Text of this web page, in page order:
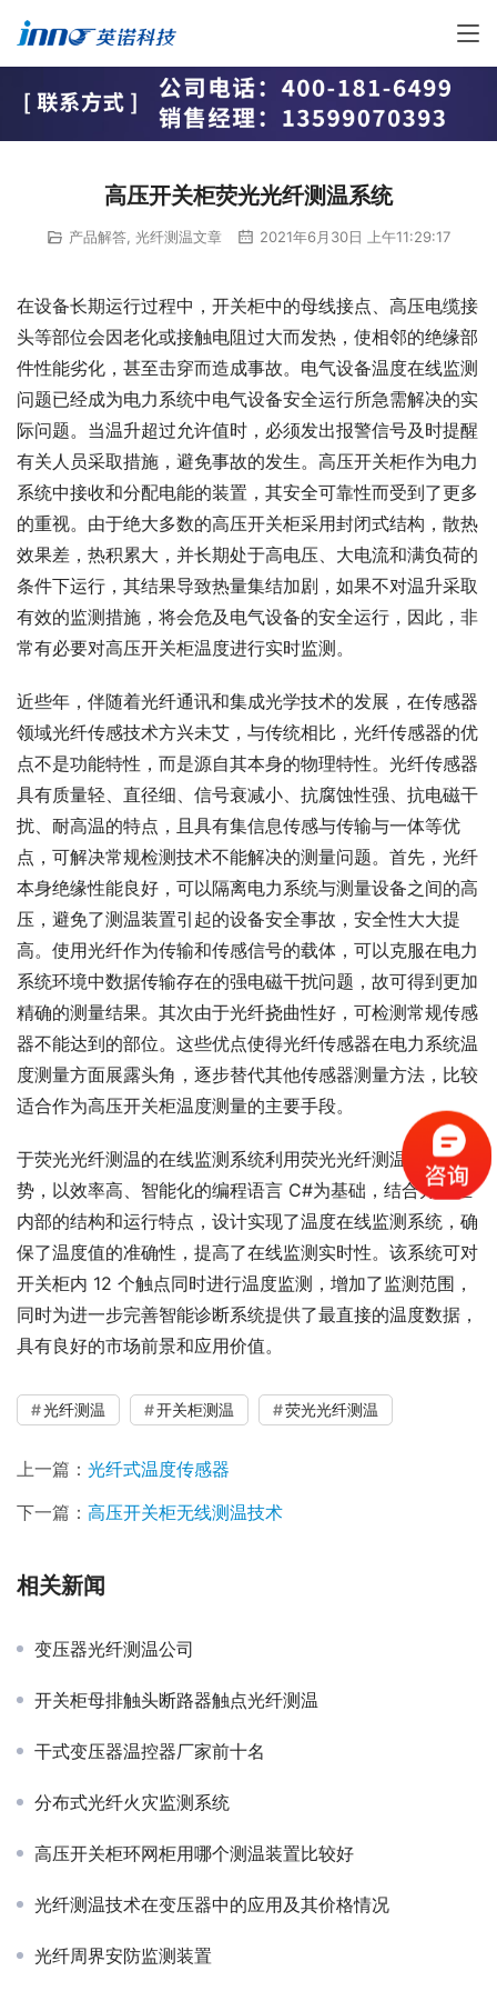
高压开关柜荧光光纤测温系统
产品解答 光纤测温文章 2021年6月30日 上午11:29:17
在设备长期运行过程中，开关柜中的母线接点、高压电缆接
头等部位会因老化或接触电阻过大而发热，使相邻的绝缘部
件性能劣化，甚至击穿而造成事故。电气设备温度在线监测
问题已经成为电力系统中电气设备安全运行所急需解决的实
际问题。当温升超过允许值时，必须发出报警信号及时提醒
有关人员采取措施，避免事故的发生。高压开关柜作为电力
系统中接收和分配电能的装置，其安全可靠性而受到了更多
的重视。由于绝大多数的高压开关柜采用封闭式结构，散热
效果差，热积累大，并长期处于高电压、大电流和满负荷的
条件下运行，其结果导致热量集结加剧，如果不对温升采取
有效的监测措施，将会危及电气设备的安全运行，因此，非
常有必要对高压开关柜温度进行实时监测。
近些年，伴随着光纤通讯和集成光学技术的发展，在传感器
领域光纤传感技术方兴未艾，与传统相比，光纤传感器的优
点不是功能特性，而是源自其本身的物理特性。光纤传感器
具有质量轻、直径细、信号衰减小、抗腐蚀性强、抗电磁干
扰、耐高温的特点，且具有集信息传感与传输与一体等优
点，可解决常规检测技术不能解决的测量问题。首先，光纤
本身绝缘性能良好，可以隔离电力系统与测量设备之间的高
压，避免了测温装置引起的设备安全事故，安全性大大提
高。使用光纤作为传输和传感信号的载体，可以克服在电力
系统环境中数据传输存在的强电磁干扰问题，故可得到更加
精确的测量结果。其次由于光纤挠曲性好，可检测常规传感
器不能达到的部位。这些优点使得光纤传感器在电力系统温
度测量方面展露头角，逐步替代其他传感器测量方法，比较
适合作为高压开关柜温度测量的主要手段。
于荧光光纤测温的在线监测系统利用荧光光纤测温仪的优
势，以效率高、智能化的编程语言 C#为基础，结合开关柜
内部的结构和运行特点，设计实现了温度在线监测系统，确
保了温度值的准确性，提高了在线监测实时性。该系统可对
开关柜内 12 个触点同时进行温度监测，增加了监测范围，
同时为进一步完善智能诊断系统提供了最直接的温度数据，
具有良好的市场前景和应用价值。
光纤测温 开关柜测温 荧光光纤测温
上一篇： 光纤式温度传感器
下一篇： 高压开关柜无线测温技术
相关新闻
变压器光纤测温公司
开关柜母排触头断路器触点光纤测温
干式变压器温控器厂家前十名
分布式光纤火灾监测系统
高压开关柜环网柜用哪个测温装置比较好
光纤测温技术在变压器中的应用及其价格情况
光纤周界安防监测装置